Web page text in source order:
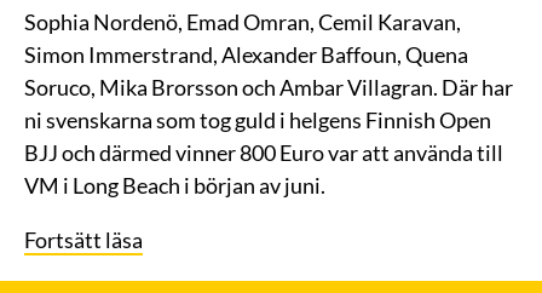
Sophia Nordenö, Emad Omran, Cemil Karavan,
Simon Immerstrand, Alexander Baffoun, Quena
Soruco, Mika Brorsson och Ambar Villagran. Där har
ni svenskarna som tog guld i helgens Finnish Open
BJJ och därmed vinner 800 Euro var att använda till
VM i Long Beach i början av juni.
Fortsätt läsa